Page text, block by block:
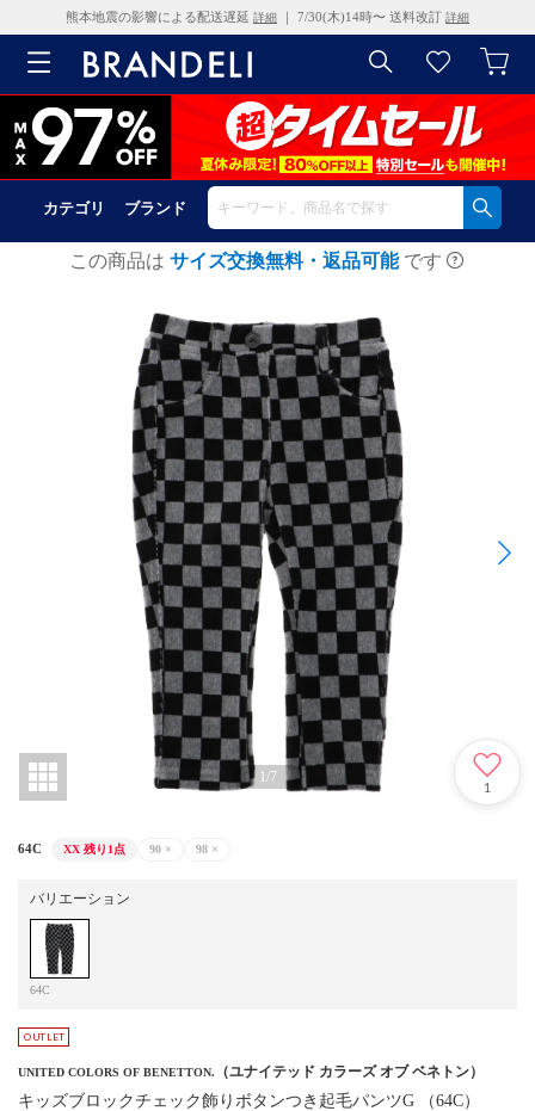
熊本地震の影響による配送遅延 詳細 ｜ 7/30(木)14時〜 送料改訂 詳細
カテゴリ ブランド
この商品は サイズ交換無料・返品可能 です
1/7
1
64C XX 残り1点 90 × 98 ×
バリエーション
64C
UNITED COLORS OF BENETTON. （ユナイテッド カラーズ オブ ベネトン）
キッズブロックチェック飾りボタンつき起毛パンツG （64C）